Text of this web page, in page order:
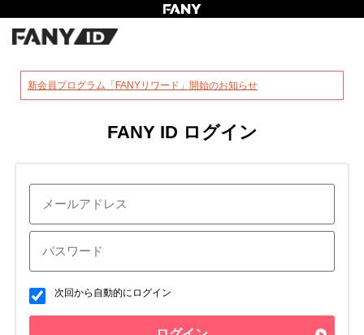
新会員プログラム「FANYリワード」開始のお知らせ
FANY ID ログイン
次回から自動的にログイン